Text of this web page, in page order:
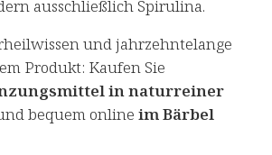
ausschließlich Spirulina.
und jahrzehntelange
Produkt: Kaufen Sie
in naturreiner
bequem online im Bärbel